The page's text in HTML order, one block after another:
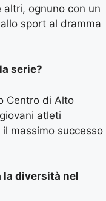
altri, ognuno con un
sport al dramma
serie?
Centro di Alto
atleti
massimo successo
la diversità nel